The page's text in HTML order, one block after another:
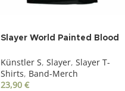
Slayer World Painted Blood
Künstler S, Slayer, Slayer T-
Shirts, Band-Merch
23,90 €